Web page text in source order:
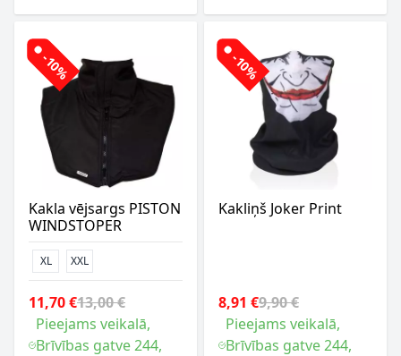
-10%
Kakla vējsargs PISTON
WINDSTOPER
XL XXL
11,70 €13,00 €
Pieejams veikalā,
Brīvības gatve 244,
-10%
Kakliņš Joker Print
8,91 €9,90 €
Pieejams veikalā,
Brīvības gatve 244,